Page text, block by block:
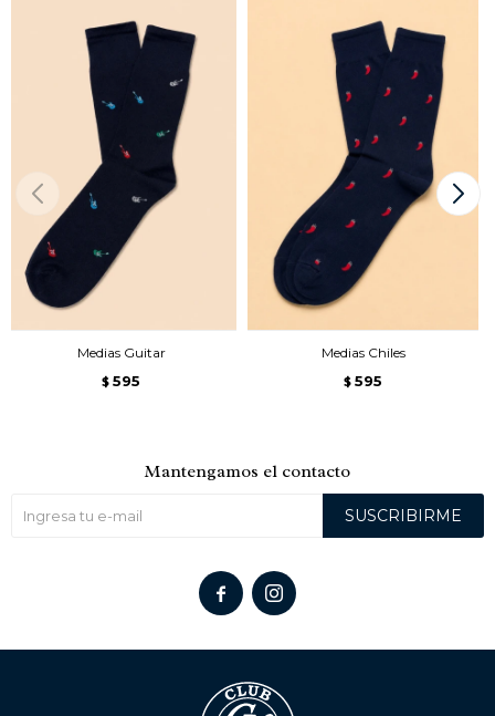
Medias Guitar
$ 595
Medias Chiles
$ 595
Mantengamos el contacto
SUSCRIBIRME
 